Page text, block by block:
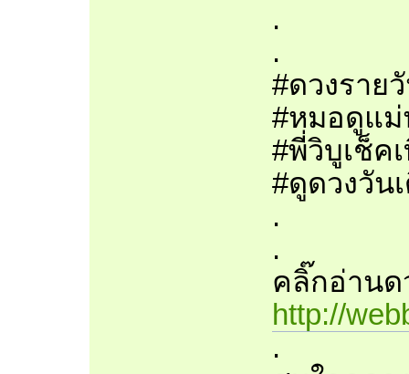
.
.
#ดวงราย
#หมอดูแ
#พี่วิบูเช็ค
#ดูดวงวัน
.
.
คลิ๊กอ่านด
http://
.